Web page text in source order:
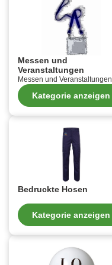
Messen und
Veranstaltungen
Messen und Veranstaltungen
Kategorie anzeigen
Bedruckte Hosen
Kategorie anzeigen